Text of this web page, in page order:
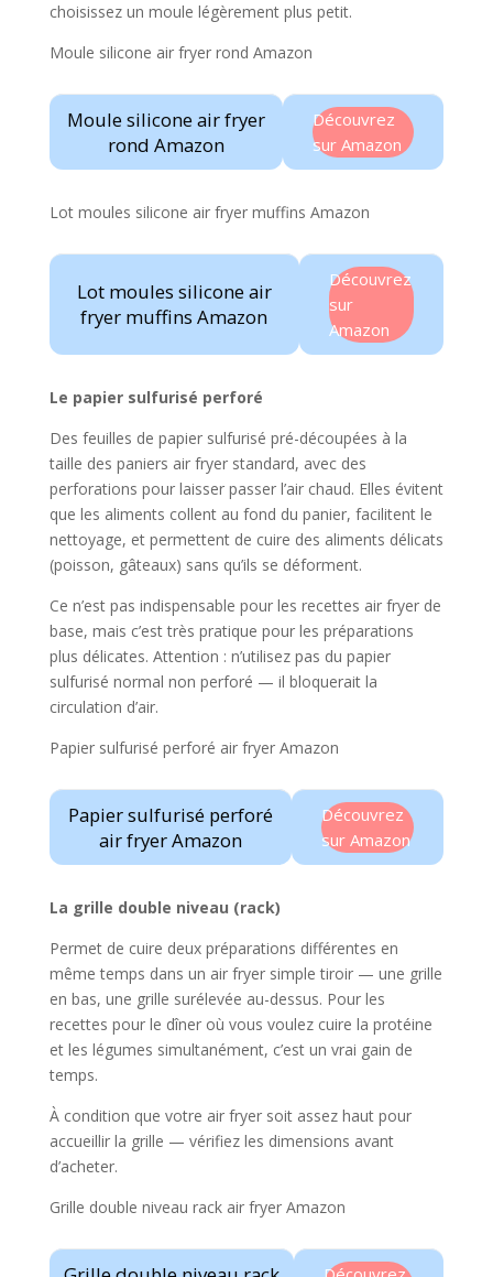
choisissez un moule légèrement plus petit.
Moule silicone air fryer rond Amazon
Moule silicone air fryer
rond Amazon
Découvrez
sur Amazon
Lot moules silicone air fryer muffins Amazon
Lot moules silicone air
fryer muffins Amazon
Découvrez
sur
Amazon
Le papier sulfurisé perforé
Des feuilles de papier sulfurisé pré-découpées à la
taille des paniers air fryer standard, avec des
perforations pour laisser passer l’air chaud. Elles évitent
que les aliments collent au fond du panier, facilitent le
nettoyage, et permettent de cuire des aliments délicats
(poisson, gâteaux) sans qu’ils se déforment.
Ce n’est pas indispensable pour les recettes air fryer de
base, mais c’est très pratique pour les préparations
plus délicates. Attention : n’utilisez pas du papier
sulfurisé normal non perforé — il bloquerait la
circulation d’air.
Papier sulfurisé perforé air fryer Amazon
Papier sulfurisé perforé
air fryer Amazon
Découvrez
sur Amazon
La grille double niveau (rack)
Permet de cuire deux préparations différentes en
même temps dans un air fryer simple tiroir — une grille
en bas, une grille surélevée au-dessus. Pour les
recettes pour le dîner où vous voulez cuire la protéine
et les légumes simultanément, c’est un vrai gain de
temps.
À condition que votre air fryer soit assez haut pour
accueillir la grille — vérifiez les dimensions avant
d’acheter.
Grille double niveau rack air fryer Amazon